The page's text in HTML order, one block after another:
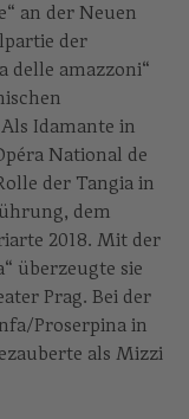
an der Neuen
der
delle amazzoni“
Idamante in
National de
der Tangia in
dem
2018. Mit der
überzeugte sie
Prag. Bei der
Proserpina in
als Mizzi